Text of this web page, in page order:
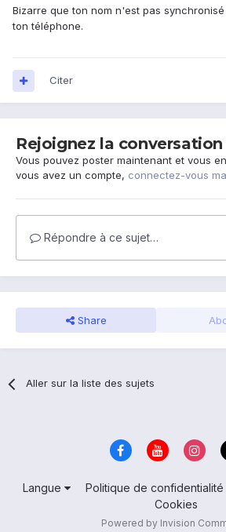
Bizarre que ton nom n'est pas
ton téléphone.
Citer
Rejoignez la conversation
Vous pouvez poster maintenant et vous
vous avez un compte, connectez-vous
Répondre à ce sujet…
Share
Aller sur la liste des sujets
Langue Politique de confidentialité
Cookies
Powered by Invision